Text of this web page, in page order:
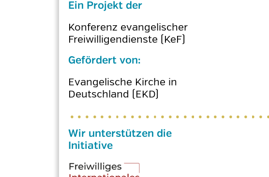
Ein Projekt der
Konferenz evangelischer
Freiwilligendienste (KeF)
Gefördert von:
Evangelische Kirche in
Deutschland (EKD)
Wir unterstützen die
Initiative